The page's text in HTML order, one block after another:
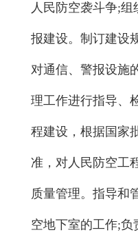
人民防空袭斗争;
报建设。制订建设
对通信、警报设施
理工作进行指导、
程建设，根据国家
准，对人民防空工
质量管理。指导和
空地下室的工作;负